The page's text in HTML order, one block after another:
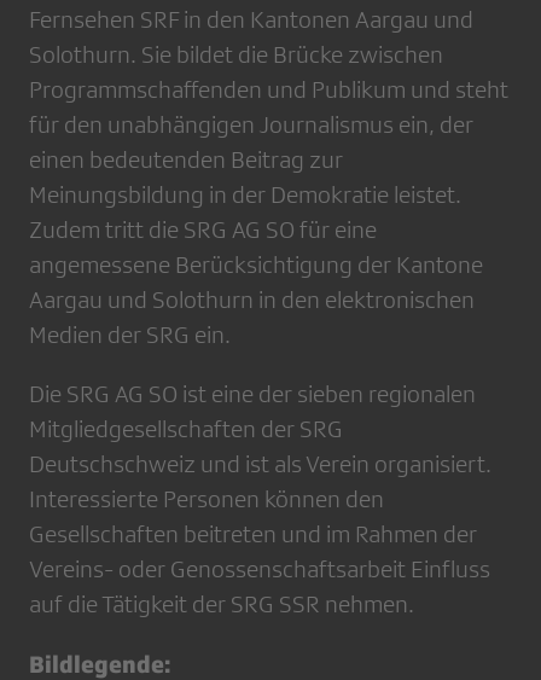
Fernsehen SRF in den Kantonen Aargau und
Solothurn. Sie bildet die Brücke zwischen
Programmschaffenden und Publikum und steht
für den unabhängigen Journalismus ein, der
einen bedeutenden Beitrag zur
Meinungsbildung in der Demokratie leistet.
Zudem tritt die SRG AG SO für eine
angemessene Berücksichtigung der Kantone
Aargau und Solothurn in den elektronischen
Medien der SRG ein.
Die SRG AG SO ist eine der sieben regionalen
Mitgliedgesellschaften der SRG
Deutschschweiz und ist als Verein organisiert.
Interessierte Personen können den
Gesellschaften beitreten und im Rahmen der
Vereins- oder Genossenschaftsarbeit Einfluss
auf die Tätigkeit der SRG SSR nehmen.
Bildlegende: